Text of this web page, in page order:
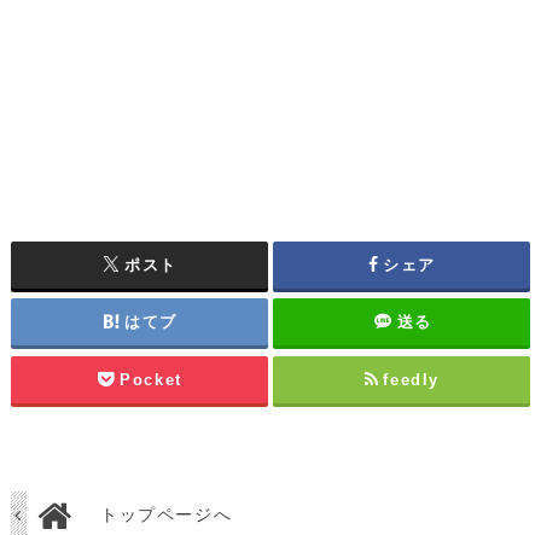
ポスト シェア
はてブ 送る
Pocket feedly
トップページへ